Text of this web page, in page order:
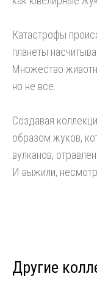
Катастрофы
планеты
Множество
но не все.
Создавая
образом жуков,
вулканов,
И выжили,
Другие